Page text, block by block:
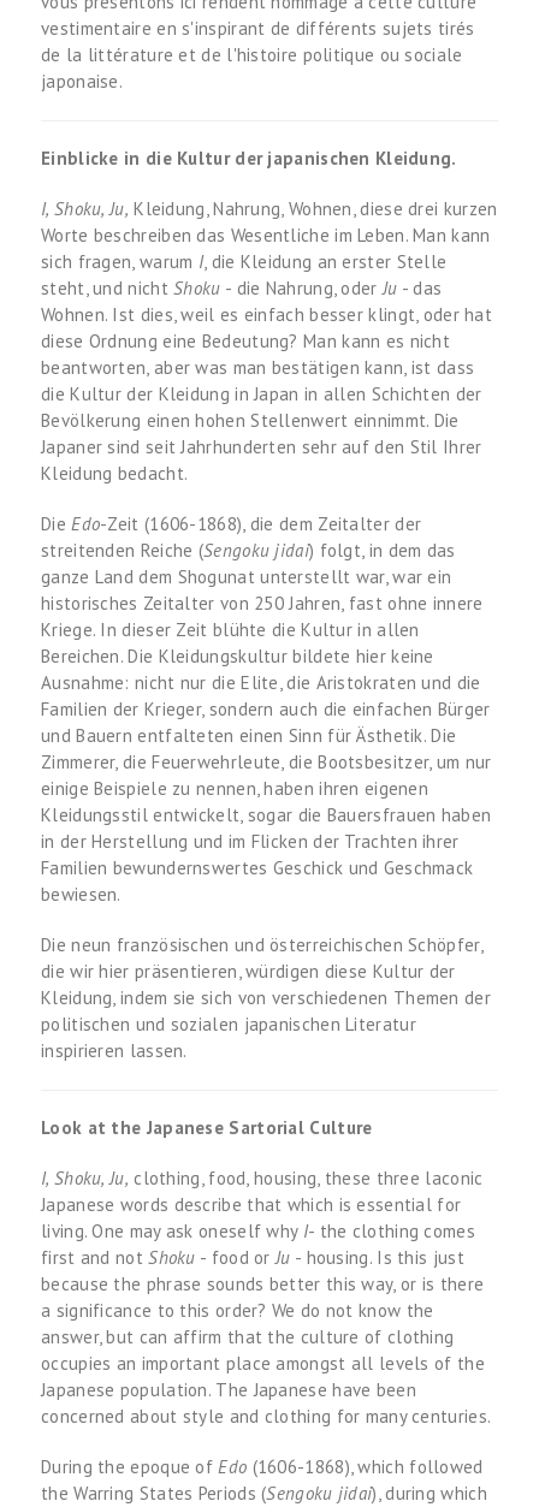
vestimentaire en s'inspirant de différents sujets tirés
de la littérature et de l'histoire politique ou sociale
japonaise.
Einblicke in die Kultur der japanischen Kleidung.
I, Shoku, Ju, Kleidung, Nahrung, Wohnen, diese drei kurzen
Worte beschreiben das Wesentliche im Leben. Man kann
sich fragen, warum I, die Kleidung an erster Stelle
steht, und nichtShoku - die Nahrung, oderJu - das
Wohnen. Ist dies, weil es einfach besser klingt, oder hat
diese Ordnung eine Bedeutung? Man kann es nicht
beantworten, aber was man bestätigen kann, ist dass
die Kultur der Kleidung in Japan in allen Schichten der
Bevölkerung einen hohen Stellenwert einnimmt. Die
Japaner sind seit Jahrhunderten sehr auf den Stil Ihrer
Kleidung bedacht.
DieEdo-Zeit (1606-1868), die dem Zeitalter der
streitenden Reiche (Sengoku jidai) folgt, in dem das
ganze Land dem Shogunat unterstellt war, war ein
historisches Zeitalter von 250 Jahren, fast ohne innere
Kriege. In dieser Zeit blühte die Kultur in allen
Bereichen. Die Kleidungskultur bildete hier keine
Ausnahme: nicht nur die Elite, die Aristokraten und die
Familien der Krieger, sondern auch die einfachen Bürger
und Bauern entfalteten einen Sinn für Ästhetik. Die
Zimmerer, die Feuerwehrleute, die Bootsbesitzer, um nur
einige Beispiele zu nennen, haben ihren eigenen
Kleidungsstil entwickelt, sogar die Bauersfrauen haben
in der Herstellung und im Flicken der Trachten ihrer
Familien bewundernswertes Geschick und Geschmack
bewiesen.
Die neun französischen und österreichischen Schöpfer,
die wir hier präsentieren, würdigen diese Kultur der
Kleidung, indem sie sich von verschiedenen Themen der
politischen und sozialen japanischen Literatur
inspirieren lassen.
Look at the Japanese Sartorial Culture
I, Shoku, Ju, clothing, food, housing, these three laconic
Japanese words describe that which is essential for
living. One may ask oneself why I- the clothing comes
first and notShoku - food orJu - housing. Is this just
because the phrase sounds better this way, or is there
a significance to this order? We do not know the
answer, but can affirm that the culture of clothing
occupies an important place amongst all levels of the
Japanese population. The Japanese have been
concerned about style and clothing for many centuries.
During the epoque ofEdo (1606-1868), which followed
the Warring States Periods (Sengoku jidai), during which